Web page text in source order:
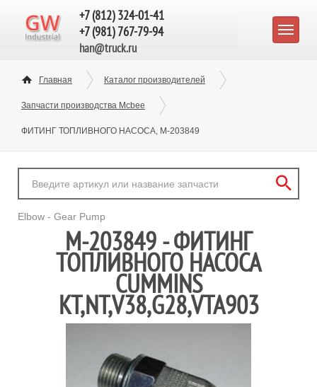
+7 (812) 324-01-41
+7 (981) 767-79-94
han@truck.ru
Главная Каталог производителей
Запчасти производства Mcbee
ФИТИНГ ТОПЛИВНОГО НАСОСА, M-203849
Elbow - Gear Pump
M-203849 - ФИТИНГ
ТОПЛИВНОГО НАСОСА
CUMMINS
KT,NT,V38,G28,VTA903